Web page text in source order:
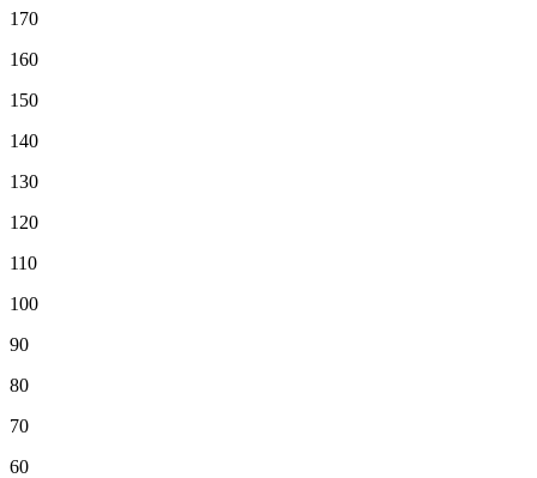
170
160
150
140
130
120
110
100
90
80
70
60